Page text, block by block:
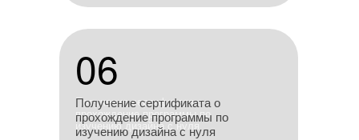
Получение сертификата о
прохождение программы по
изучению дизайна с нуля
06
06
Получение сертификата о
прохождение программы по
изучению дизайна с нуля